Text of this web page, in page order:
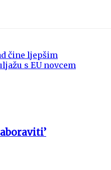
čine ljepšim
s EU novcem